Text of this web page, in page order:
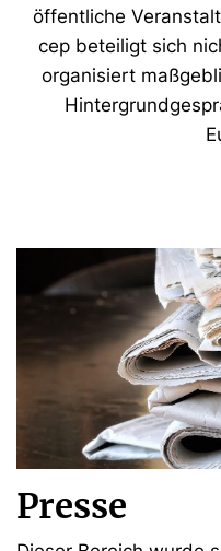
öffentliche
cep beteiligt sich
organisiert
Presse